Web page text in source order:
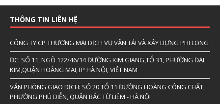
THÔNG TIN LIÊN HỆ
CÔNG TY CP THƯƠNG MẠI DỊCH VỤ VẬN TẢI VÀ XÂY DỰNG PHI LONG
ĐC: SỐ 11, NGÕ 122/46/14 ĐƯỜNG KIM GIANG,TỔ 31, PHƯỜNG ĐẠI
KIM,QUẬN HOÀNG MAI,TP HÀ NỘI, VIỆT NAM
VĂN PHÒNG GIAO DỊCH: SỐ 20 TỔ 11 ĐƯỜNG HOÀNG CÔNG CHẤT,
PHƯỜNG PHÚ DIỄN, QUẬN BẮC TỪ LIÊM - HÀ NỘI